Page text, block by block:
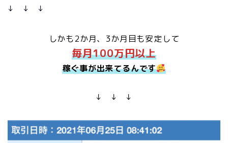
↓ ↓ ↓
しかも2か月、3か月目も安定して
毎月100万円以上
稼ぐ事が出来てるんです
↓ ↓ ↓